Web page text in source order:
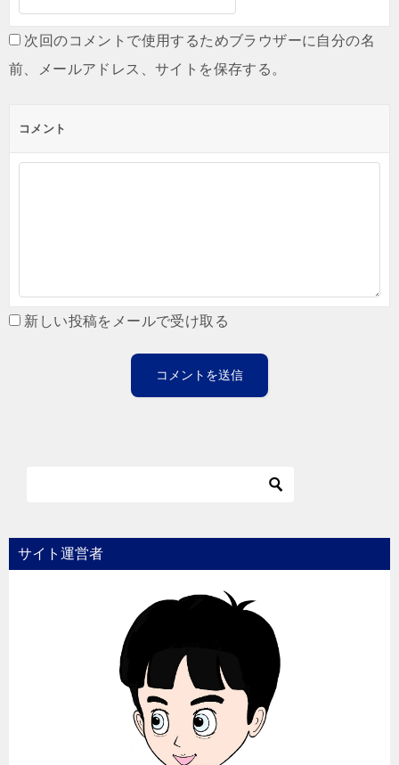
次回のコメントで使用するためブラウザーに自分の名
前、メールアドレス、サイトを保存する。
コメント
新しい投稿をメールで受け取る
サイト運営者